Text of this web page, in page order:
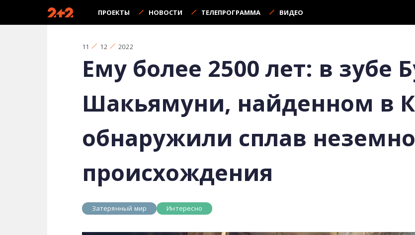
ПРОЕКТЫ НОВОСТИ ТЕЛЕПРОГРАММА ВИДЕО
11 12 2022
Ему более 2500 лет: в зубе
Шакьямуни, найденном в
обнаружили сплав
происхождения
Затерянный мир Интересно